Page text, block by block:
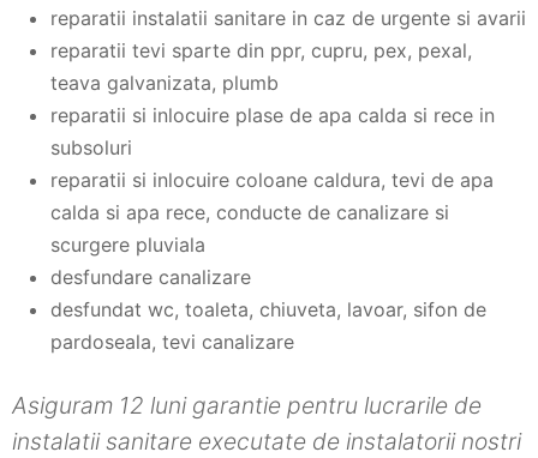
reparatii instalatii sanitare in caz de urgente si avarii
reparatii tevi sparte din ppr, cupru, pex, pexal,
teava galvanizata, plumb
reparatii si inlocuire plase de apa calda si rece in
subsoluri
reparatii si inlocuire coloane caldura, tevi de apa
calda si apa rece, conducte de canalizare si
scurgere pluviala
desfundare canalizare
desfundat wc, toaleta, chiuveta, lavoar, sifon de
pardoseala, tevi canalizare
Asiguram 12 luni garantie pentru lucrarile de
instalatii sanitare executate de instalatorii nostri